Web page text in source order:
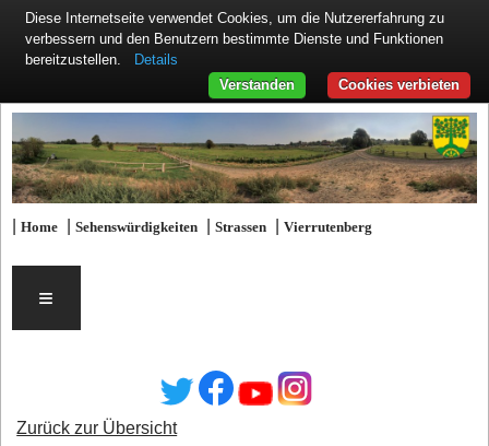
|Home |Sehenswürdigkeiten |Strassen |Vierrutenberg
≡
Zurück zur Übersicht
Diese Internetseite verwendet Cookies, um die Nutzererfahrung zu
verbessern und den Benutzern bestimmte Dienste und Funktionen
bereitzustellen.
Details
Cookies verbieten
Verstanden